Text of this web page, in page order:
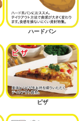
ハードパン
ピザ